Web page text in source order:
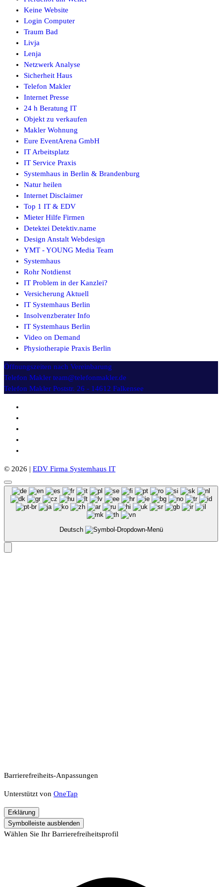
Keine Website
Login Computer
Traum Bad
Livja
Lenja
Netzwerk Analyse
Sicherheit Haus
Telefon Makler
Internet Presse
24 h Beratung IT
Objekt zu verkaufen
Makler Wohnung
Eure EventArena GmbH
IT Arbeitsplatz
IT Service Praxis
Systemhaus in Berlin & Brandenburg
Natur heilen
Internet Disclaimer
Top 1 IT & EDV
Mieter Hilfe Firmen
Detektei Detektiv.name
Design Anstalt Webdesign
YMT - YOUNG Media Team
Systemhaus
Rohr Notdienst
IT Problem in der Kanzlei?
Versicherung Aktuell
IT Systemhaus Berlin
Insolvenzberater Info
IT Systemhaus Berlin
Video on Demand
Physiotherapie Praxis Berlin
Öffnungszeiten nach Vereinbarung
Telefon Makler team@telefonmakler.de
Telefon Makler Poststr. 26 - 14612 Falkensee
© 2026 | EDV Firma Systemhaus IT
Deutsch
Barrierefreiheits-Anpassungen
Unterstützt von OneTap
Erklärung
Symbolleiste ausblenden
Wählen Sie Ihr Barrierefreiheitsprofil